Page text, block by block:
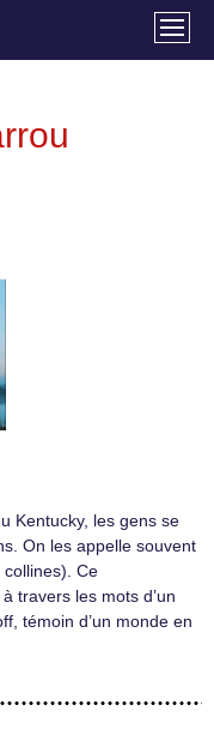
Kentucky, les gens se
On les appelle souvent
Ce
travers les mots d’un
témoin d’un monde en